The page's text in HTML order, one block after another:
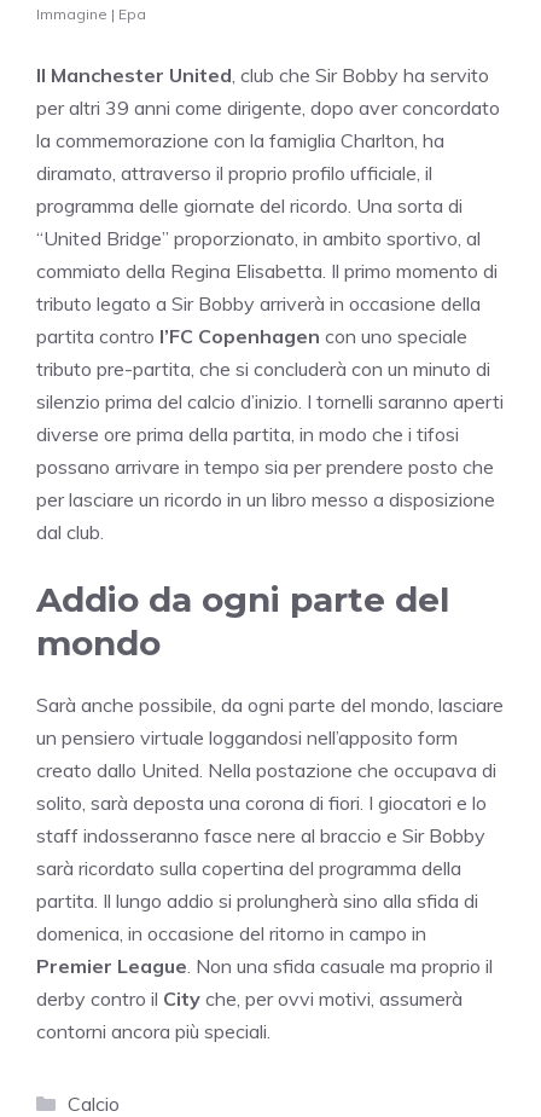
Immagine | Epa
Il Manchester United , club che Sir Bobby ha servito
per altri 39 anni come dirigente, dopo aver concordato
la commemorazione con la famiglia Charlton, ha
diramato, attraverso il proprio profilo ufficiale, il
programma delle giornate del ricordo. Una sorta di
“United Bridge” proporzionato, in ambito sportivo, al
commiato della Regina Elisabetta. Il primo momento di
tributo legato a Sir Bobby arriverà in occasione della
partita contro l’FC Copenhagen con uno speciale
tributo pre-partita, che si concluderà con un minuto di
silenzio prima del calcio d’inizio. I tornelli saranno aperti
diverse ore prima della partita, in modo che i tifosi
possano arrivare in tempo sia per prendere posto che
per lasciare un ricordo in un libro messo a disposizione
dal club.
Addio da ogni parte del
mondo
Sarà anche possibile, da ogni parte del mondo, lasciare
un pensiero virtuale loggandosi nell’apposito form
creato dallo United. Nella postazione che occupava di
solito, sarà deposta una corona di fiori. I giocatori e lo
staff indosseranno fasce nere al braccio e Sir Bobby
sarà ricordato sulla copertina del programma della
partita. Il lungo addio si prolungherà sino alla sfida di
domenica, in occasione del ritorno in campo in
Premier League Non una sfida casuale ma proprio il
derby contro il City che, per ovvi motivi, assumerà
contorni ancora più speciali.
Categorie
Calcio